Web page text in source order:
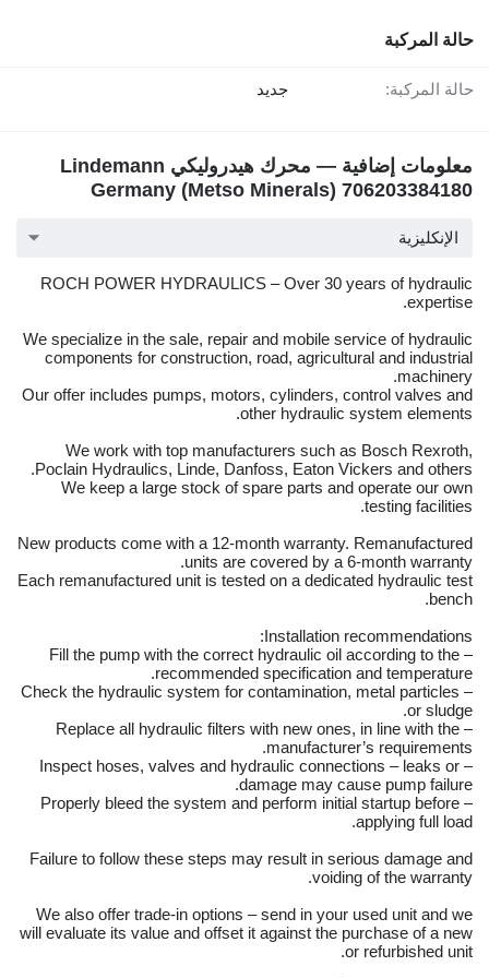
حالة المركبة
حالة المركبة: جديد
معلومات إضافية — محرك هيدروليكي Lindemann
Germany (Metso Minerals) 706203384180
الإنكليزية
ROCH POWER HYDRAULICS – Over 30 years of hydraulic
expertise.
We specialize in the sale, repair and mobile service of hydraulic
components for construction, road, agricultural and industrial
machinery.
Our offer includes pumps, motors, cylinders, control valves and
other hydraulic system elements.
We work with top manufacturers such as Bosch Rexroth,
Poclain Hydraulics, Linde, Danfoss, Eaton Vickers and others.
We keep a large stock of spare parts and operate our own
testing facilities.
New products come with a 12-month warranty. Remanufactured
units are covered by a 6-month warranty.
Each remanufactured unit is tested on a dedicated hydraulic test
bench.
Installation recommendations:
– Fill the pump with the correct hydraulic oil according to the
recommended specification and temperature.
– Check the hydraulic system for contamination, metal particles
or sludge.
– Replace all hydraulic filters with new ones, in line with the
manufacturer’s requirements.
– Inspect hoses, valves and hydraulic connections – leaks or
damage may cause pump failure.
– Properly bleed the system and perform initial startup before
applying full load.
Failure to follow these steps may result in serious damage and
voiding of the warranty.
We also offer trade-in options – send in your used unit and we
will evaluate its value and offset it against the purchase of a new
or refurbished unit.